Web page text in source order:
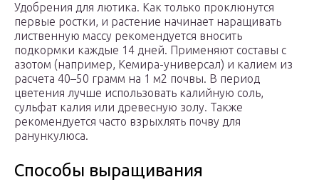
Удобрения для лютика. Как только проклюнутся
первые ростки, и растение начинает наращивать
лиственную массу рекомендуется вносить
подкормки каждые 14 дней. Применяют составы с
азотом (например, Кемира-универсал) и калием из
расчета 40–50 грамм на 1 м2 почвы. В период
цветения лучше использовать калийную соль,
сульфат калия или древесную золу. Также
рекомендуется часто взрыхлять почву для
ранункулюса.
Способы выращивания